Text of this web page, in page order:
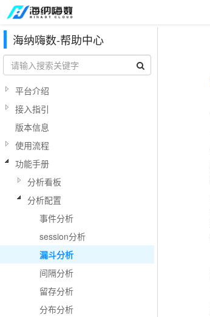
海纳嗨数-帮助中心
平台介绍
接入指引
版本信息
使用流程
功能手册
分析看板
分析配置
事件分析
session分析
漏斗分析
间隔分析
留存分析
分布分析